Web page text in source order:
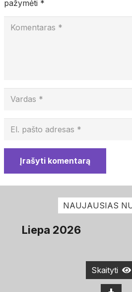
pažymėti *
Įrašyti komentarą
NAUJAUSIAS
Liepa 2026
Skaityti